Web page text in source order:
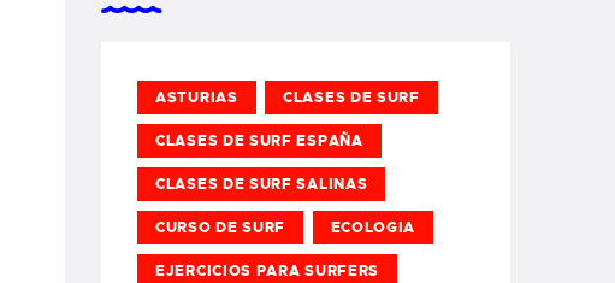
ASTURIAS CLASES DE SURF
CLASES DE SURF ESPAÑA
CLASES DE SURF SALINAS
CURSO DE SURF ECOLOGIA
EJERCICIOS PARA SURFERS